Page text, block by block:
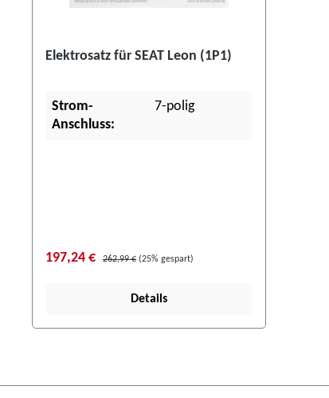
Elektrosatz für SEAT Leon (1P1)
Strom-
Anschluss:
7-polig
197,24 € 262,99 € (25% gespart)
Details